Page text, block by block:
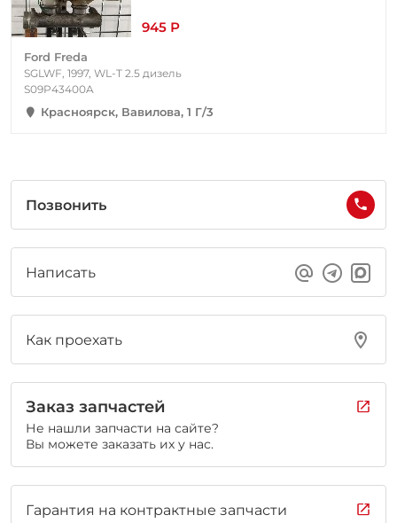
945 Р
Ford Freda
SGLWF, 1997, WL-T 2.5 дизель
S09P43400A
Красноярск, Вавилова, 1 Г/3
Позвонить
Написать
Как проехать
Заказ запчастей
Не нашли запчасти на сайте?
Вы можете заказать их у нас.
Гарантия на контрактные запчасти